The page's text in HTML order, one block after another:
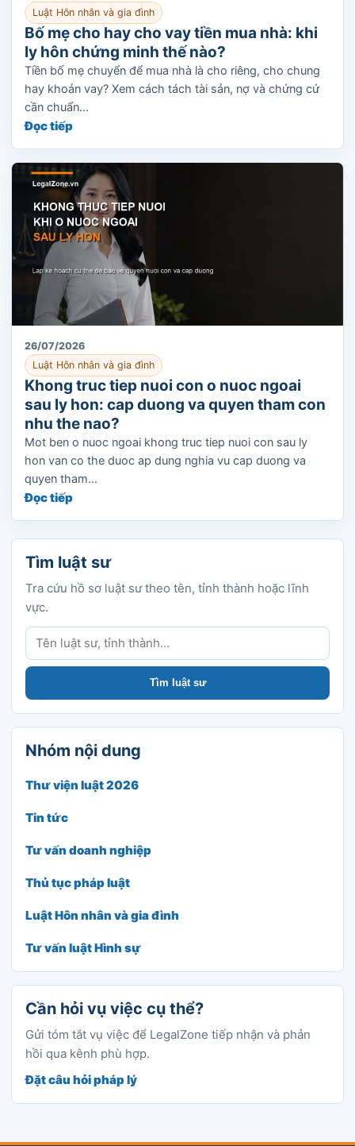
Luật Hôn nhân và gia đình
Bố mẹ cho hay cho vay tiền mua nhà: khi
ly hôn chứng minh thế nào?
Tiền bố mẹ chuyển để mua nhà là cho riêng, cho chung
hay khoản vay? Xem cách tách tài sản, nợ và chứng cứ
cần chuẩn...
Đọc tiếp
26/07/2026
Luật Hôn nhân và gia đình
Khong truc tiep nuoi con o nuoc ngoai
sau ly hon: cap duong va quyen tham con
nhu the nao?
Mot ben o nuoc ngoai khong truc tiep nuoi con sau ly
hon van co the duoc ap dung nghia vu cap duong va
quyen tham...
Đọc tiếp
Tìm luật sư
Tra cứu hồ sơ luật sư theo tên, tỉnh thành hoặc lĩnh
vực.
Tìm luật sư
Tìm luật sư
Nhóm nội dung
Thư viện luật 2026
Tin tức
Tư vấn doanh nghiệp
Thủ tục pháp luật
Luật Hôn nhân và gia đình
Tư vấn luật Hình sự
Cần hỏi vụ việc cụ thể?
Gửi tóm tắt vụ việc để LegalZone tiếp nhận và phản
hồi qua kênh phù hợp.
Đặt câu hỏi pháp lý